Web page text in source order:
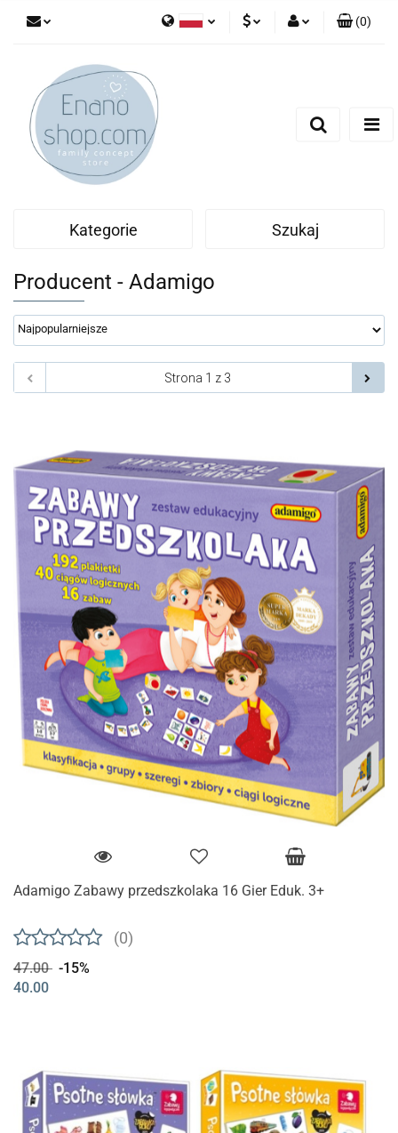
English
(0)
Kategorie Szukaj
Producent - Adamigo
Adamigo Zabawy przedszkolaka 16 Gier Eduk. 3+
(0)
47.00 -15%
40.00